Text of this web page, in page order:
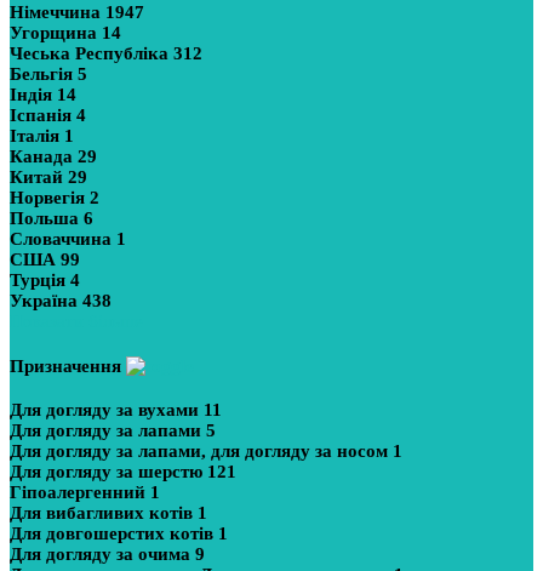
Німеччина 1947
Угорщина 14
Чеська Республіка 312
Бельгія 5
Індія 14
Іспанія 4
Італія 1
Канада 29
Китай 29
Норвегія 2
Польша 6
Словаччина 1
США 99
Турція 4
Україна 438
Призначення
Для догляду за вухами 11
Для догляду за лапами 5
Для догляду за лапами, для догляду за носом 1
Для догляду за шерстю 121
Гіпоалергенний 1
Для вибагливих котів 1
Для довгошерстих котів 1
Для догляду за очима 9